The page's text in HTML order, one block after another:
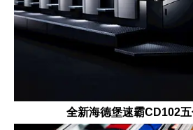
全新海德堡速霸CD102